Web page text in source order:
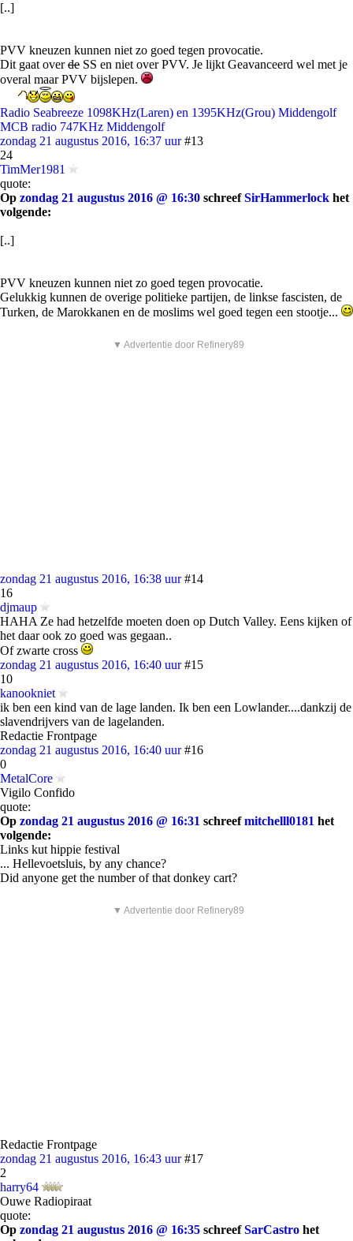
[..]
PVV kneuzen kunnen niet zo goed tegen provocatie.
Dit gaat overde SS en niet over PVV. Je lijkt Geavanceerd wel met je
overal maar PVV bijslepen.
Radio Seabreeze 1098KHz(Laren) en 1395KHz(Grou) Middengolf
MCB radio 747KHz Middengolf
zondag 21 augustus 2016, 16:37 uur #13
24
TimMer1981
quote:
Op zondag 21 augustus 2016 @ 16:30 schreefSirHammerlock het
volgende:
[..]
PVV kneuzen kunnen niet zo goed tegen provocatie.
Gelukkig kunnen de overige politieke partijen, de linkse fascisten, de
Turken, de Marokkanen en de moslims wel goed tegen een stootje...
▼ Advertentie door Refinery89
zondag 21 augustus 2016, 16:38 uur #14
16
djmaup
HAHA Ze had hetzelfde moeten doen op Dutch Valley. Eens kijken of
het daar ook zo goed was gegaan..
Of zwarte cross
zondag 21 augustus 2016, 16:40 uur #15
10
kanookniet
ik ben een kind van de lage landen. Ik ben een Lowlander....dankzij de
slavendrijvers van de lagelanden.
Redactie Frontpage
zondag 21 augustus 2016, 16:40 uur #16
0
MetalCore
Vigilo Confido
quote:
Op zondag 21 augustus 2016 @ 16:31 schreefmitchelll0181 het
volgende:
Links kut hippie festival
... Hellevoetsluis, by any chance?
Did anyone get the number of that donkey cart?
▼ Advertentie door Refinery89
Redactie Frontpage
zondag 21 augustus 2016, 16:43 uur #17
2
harry64
Ouwe Radiopiraat
quote:
Op zondag 21 augustus 2016 @ 16:35 schreefSarCastro het